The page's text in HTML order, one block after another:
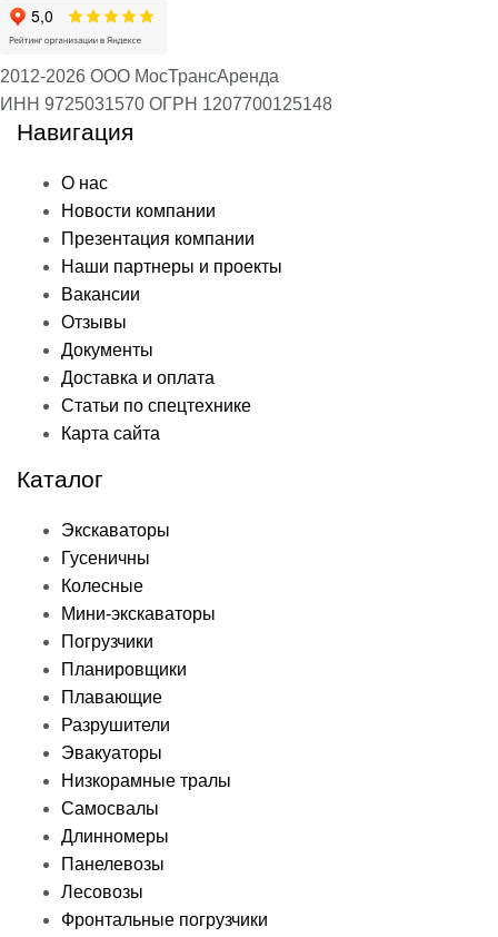
2012-2026 ООО МосТрансАренда
ИНН 9725031570 ОГРН 1207700125148
Навигация
О нас
Новости компании
Презентация компании
Наши партнеры и проекты
Вакансии
Отзывы
Документы
Доставка и оплата
Статьи по спецтехнике
Карта сайта
Каталог
Экскаваторы
Гусеничны
Колесные
Мини-экскаваторы
Погрузчики
Планировщики
Плавающие
Разрушители
Эвакуаторы
Низкорамные тралы
Самосвалы
Длинномеры
Панелевозы
Лесовозы
Фронтальные погрузчики